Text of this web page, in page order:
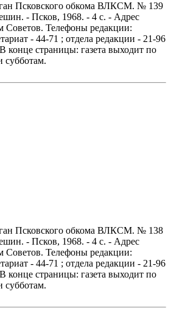
Псковского обкома ВЛКСМ. № 139
- Псков, 1968. - 4 с. - Адрес
Советов. Телефоны редакции:
- 44-71 ; отдела редакции - 21-96
конце страницы: газета выходит по
субботам.
Псковского обкома ВЛКСМ. № 138
- Псков, 1968. - 4 с. - Адрес
Советов. Телефоны редакции:
- 44-71 ; отдела редакции - 21-96
конце страницы: газета выходит по
субботам.